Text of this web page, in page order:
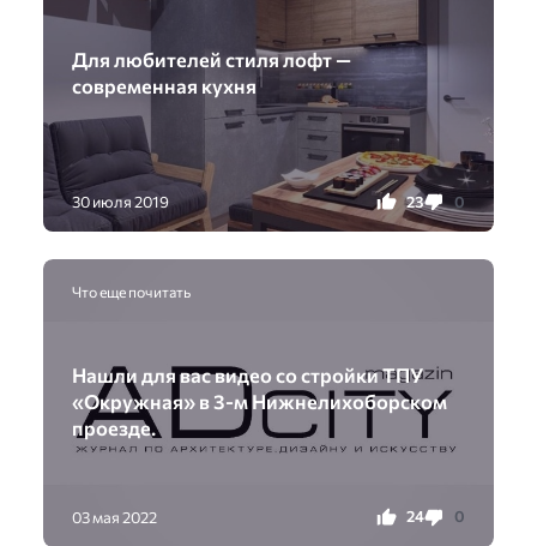
Для любителей стиля лофт —
современная кухня
30 июля 2019 23 0
Что еще почитать
Нашли для вас видео со стройки ТПУ
«Окружная» в 3-м Нижнелихоборском
проезде.
03 мая 2022 24 0